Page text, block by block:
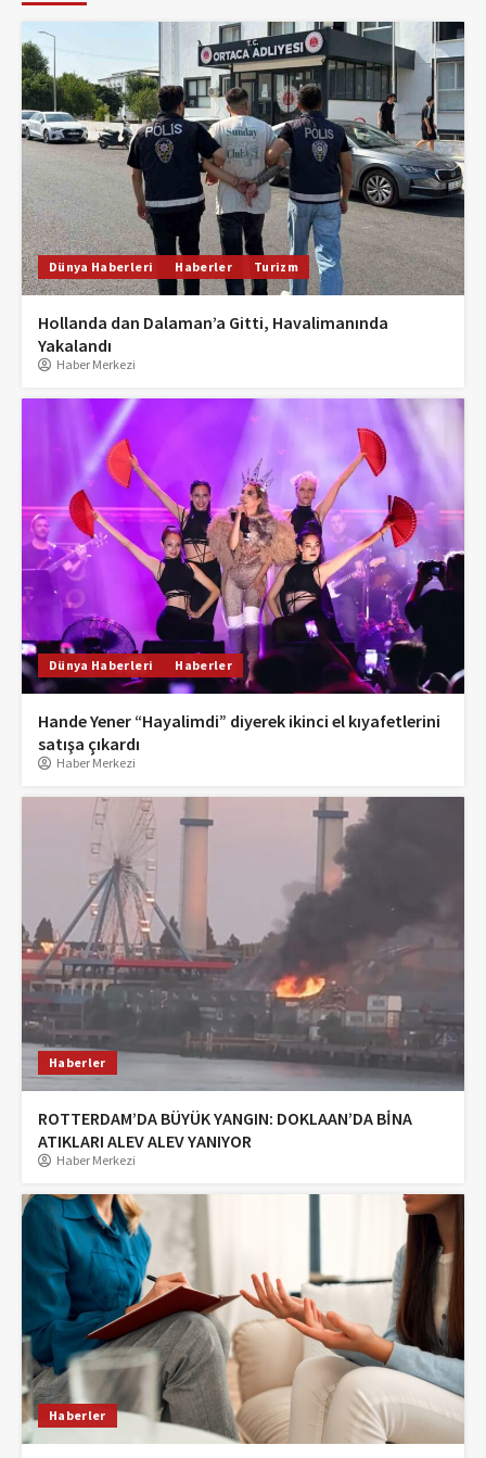
Dünya Haberleri Haberler Turizm
Hollanda dan Dalaman’a Gitti, Havalimanında
Yakalandı
Haber Merkezi
Dünya Haberleri Haberler
Hande Yener “Hayalimdi” diyerek ikinci el kıyafetlerini
satışa çıkardı
Haber Merkezi
Haberler
ROTTERDAM’DA BÜYÜK YANGIN: DOKLAAN’DA BİNA
ATIKLARI ALEV ALEV YANIYOR
Haber Merkezi
Haberler